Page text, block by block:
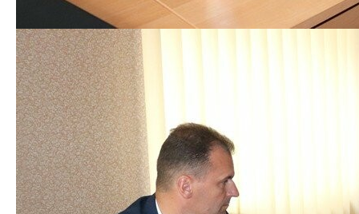
Имя* Email
Сохранить моё имя, email и адрес сайта в этом браузере для
последующих моих комментариев.